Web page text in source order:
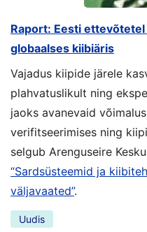
Raport: Eesti
globaalses kiibiäris
Vajadus kiipide järele
plahvatuslikult ning
jaoks avanevaid
verifitseerimises ning
selgub Arenguseire
“Sardsüsteemid ja
väljavaated”.
Uudis